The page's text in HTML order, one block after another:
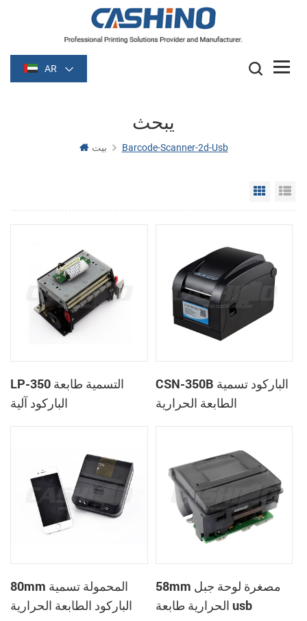
AR
يبحث
بيت Barcode-Scanner-2d-Usb
Grid
LP-350 التسمية طابعة
الباركود آلية
CSN-350B الباركود تسمية
الطابعة الحرارية
80mm المحمولة تسمية
الباركود الطابعة الحرارية
58mm مصغرة لوحة جبل
الحرارية طابعة usb